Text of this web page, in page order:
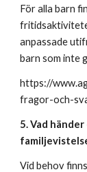
För alla barn
anpassade
barn som inte
https://
fragor-och-
5. Vad
Vid behov